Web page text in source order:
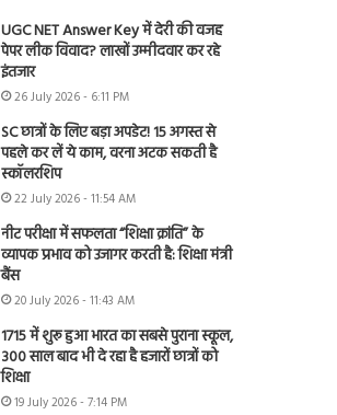
UGC NET Answer Key में देरी की वजह
पेपर लीक विवाद? लाखों उम्मीदवार कर रहे
इंतजार
26 July 2026 - 6:11 PM
SC छात्रों के लिए बड़ा अपडेट! 15 अगस्त से
पहले कर लें ये काम, वरना अटक सकती है
स्कॉलरशिप
22 July 2026 - 11:54 AM
नीट परीक्षा में सफलता “शिक्षा क्रांति” के
व्यापक प्रभाव को उजागर करती है: शिक्षा मंत्री
बैंस
20 July 2026 - 11:43 AM
1715 में शुरू हुआ भारत का सबसे पुराना स्कूल,
300 साल बाद भी दे रहा है हजारों छात्रों को
शिक्षा
19 July 2026 - 7:14 PM